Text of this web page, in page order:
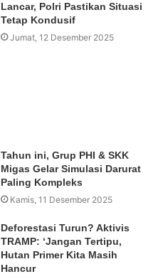
Lancar, Polri Pastikan Situasi
Tetap Kondusif
Jumat, 12 Desember 2025
Tahun ini, Grup PHI & SKK
Migas Gelar Simulasi Darurat
Paling Kompleks
Kamis, 11 Desember 2025
Deforestasi Turun? Aktivis
TRAMP: ‘Jangan Tertipu,
Hutan Primer Kita Masih
Hancur